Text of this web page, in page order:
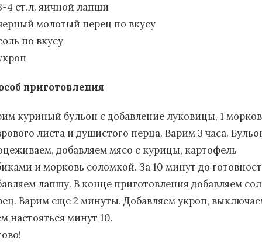
4 ст.л. яичной лапши
молотый перец по вкусу
по вкусу
приготовления
куриный бульон с добавление луковицы, 1
листа и душистого перца. Варим 3 часа.
добавляем мясо с курицы, картофель
и морковь соломкой. За 10 минут до
лапшу. В конце приготовления добавляем
Варим еще 2 минуты. Добавляем укроп,
настояться минут 10.